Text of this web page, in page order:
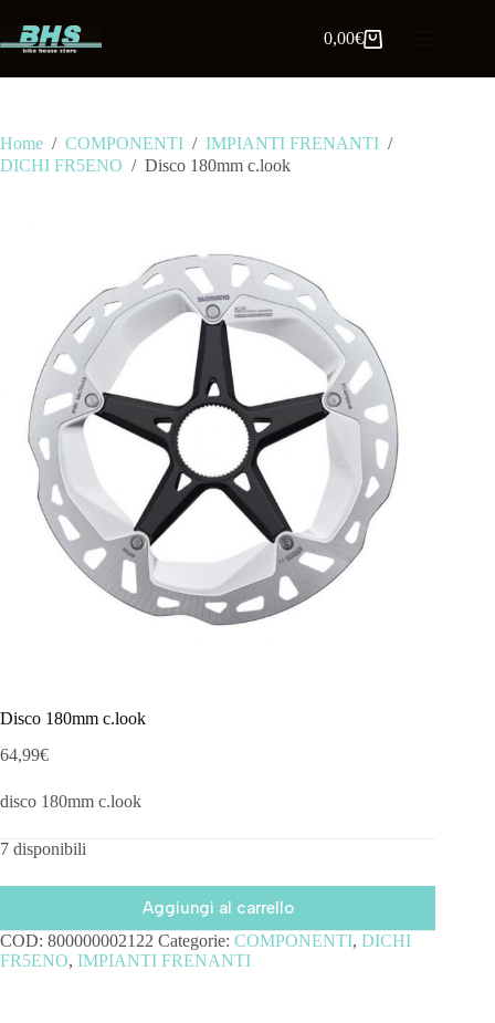
0,00€
Home / COMPONENTI / IMPIANTI FRENANTI /
DICHI FR5ENO / Disco 180mm c.look
Disco 180mm c.look
64,99€
disco 180mm c.look
7 disponibili
Aggiungi al carrello
COD: 800000002122 Categorie: COMPONENTI, DICHI
FR5ENO, IMPIANTI FRENANTI